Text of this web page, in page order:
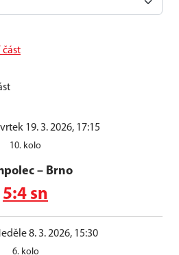
část
19. 3. 2026, 17:15
10. kolo
– Brno
5:4 sn
8. 3. 2026, 15:30
6. kolo